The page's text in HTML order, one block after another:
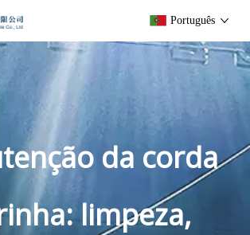
Português
da corda
limpeza,